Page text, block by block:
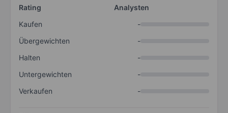
Rating
Analysten
Kaufen
-
Übergewichten
-
Halten
-
Untergewichten
-
Verkaufen
-